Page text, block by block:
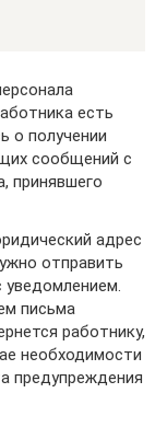
есть
о получении
сообщений с
принявшего
адрес
отправить
уведомлением.
письма
работнику,
необходимости
предупреждения